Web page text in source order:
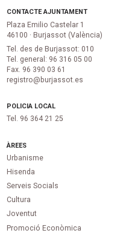
CONTACTE AJUNTAMENT
Plaza Emilio Castelar 1
46100 · Burjassot (València)
Tel. des de Burjassot: 010
Tel. general: 96 316 05 00
Fax. 96 390 03 61
registro@burjassot.es
POLICIA LOCAL
Tel. 96 364 21 25
ÀREES
Urbanisme
Hisenda
Serveis Socials
Cultura
Joventut
Promoció Econòmica